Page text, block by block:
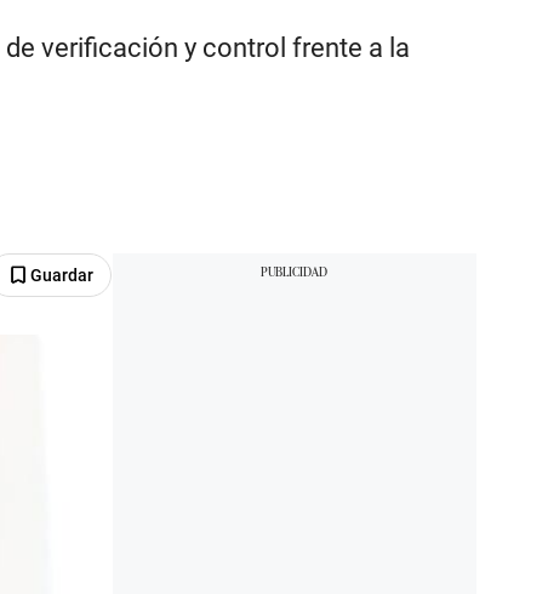
verificación y control frente a la
Guardar